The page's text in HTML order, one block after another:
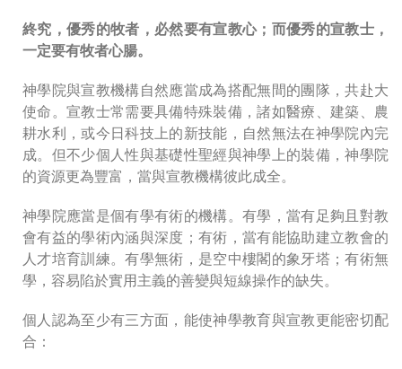
終究，優秀的牧者，必然要有宣教心；而優秀的宣教士，
一定要有牧者心腸。
神學院與宣教機構自然應當成為搭配無間的團隊，共赴大
使命。宣教士常需要具備特殊裝備，諸如醫療、建築、農
耕水利，或今日科技上的新技能，自然無法在神學院內完
成。但不少個人性與基礎性聖經與神學上的裝備，神學院
的資源更為豐富，當與宣教機構彼此成全。
神學院應當是個有學有術的機構。有學，當有足夠且對教
會有益的學術內涵與深度；有術，當有能協助建立教會的
人才培育訓練。有學無術，是空中樓閣的象牙塔；有術無
學，容易陷於實用主義的善變與短線操作的缺失。
個人認為至少有三方面，能使神學教育與宣教更能密切配
合：